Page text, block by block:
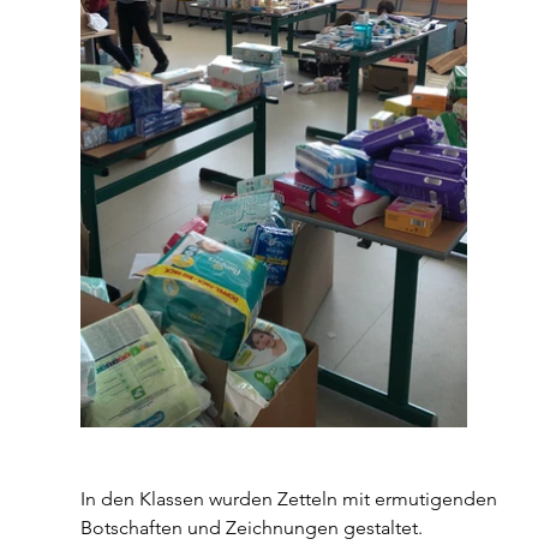
In den Klassen wurden Zetteln mit ermutigenden
Botschaften und Zeichnungen gestaltet.